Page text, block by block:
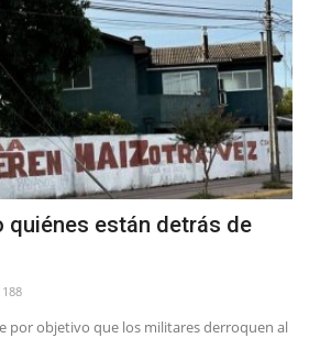
quiénes están detrás de
por objetivo que los militares derroquen al